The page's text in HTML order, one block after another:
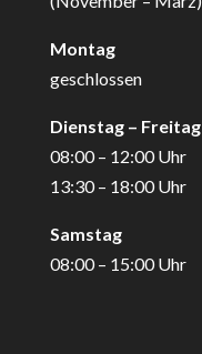
Montag
geschlossen
Dienstag – Freitag
08:00 – 12:00 Uhr
13:30 – 18:00 Uhr
Samstag
08:00 – 15:00 Uhr